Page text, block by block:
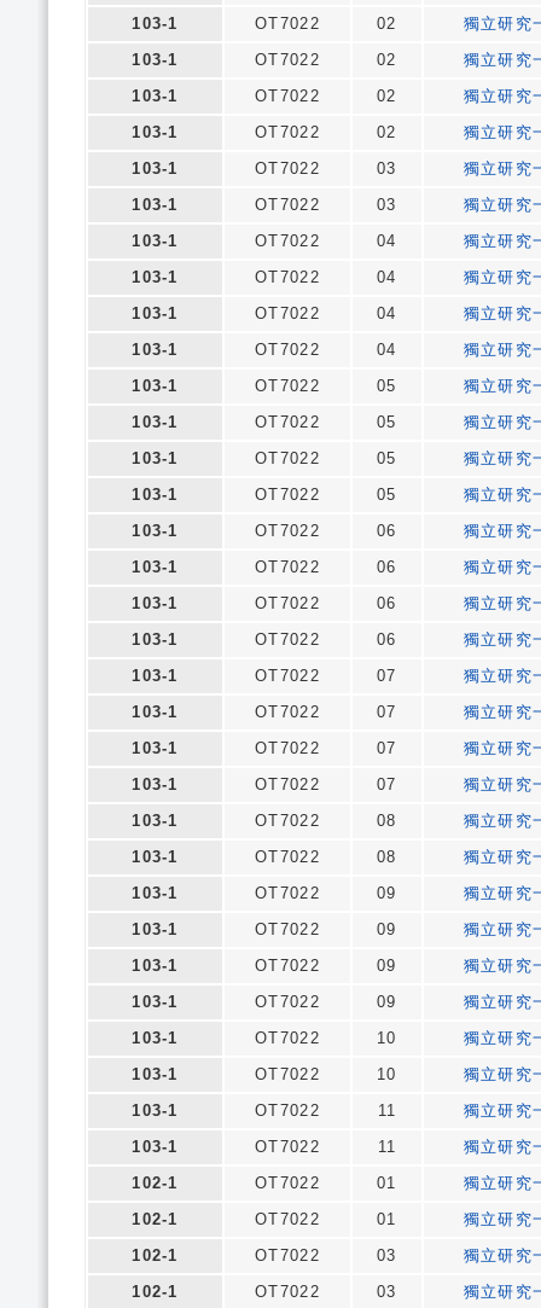
103-1 OT7022 02
獨立研究
103-1
OT7022 02
獨立研究
103-1
OT7022 02
獨立研究
103-1
OT7022 02
獨立研究
103-1
OT7022 03
獨立研究
103-1
OT7022 03
獨立研究
103-1
OT7022 04
獨立研究
103-1
OT7022 04
獨立研究
103-1
OT7022 04
獨立研究
103-1
OT7022 04
獨立研究
103-1
OT7022 05
獨立研究
103-1
OT7022 05
獨立研究
103-1
OT7022 05
獨立研究
103-1
OT7022 05
獨立研究
103-1
OT7022 06
獨立研究
103-1
OT7022 06
獨立研究
103-1
OT7022 06
獨立研究
103-1
OT7022 06
獨立研究
103-1
OT7022 07
獨立研究
103-1
OT7022 07
獨立研究
103-1
OT7022 07
獨立研究
103-1
OT7022 07
獨立研究
103-1
OT7022 08
獨立研究
103-1
OT7022 08
獨立研究
103-1
OT7022 09
獨立研究
103-1
OT7022 09
獨立研究
103-1
OT7022 09
獨立研究
103-1
OT7022 09
獨立研究
103-1
OT7022 10
獨立研究
103-1
OT7022 10
獨立研究
103-1
OT7022 11
獨立研究
103-1
OT7022 11
獨立研究
102-1
OT7022 01
獨立研究
102-1
OT7022 01
獨立研究
102-1
OT7022 03
獨立研究
102-1
OT7022 03
獨立研究